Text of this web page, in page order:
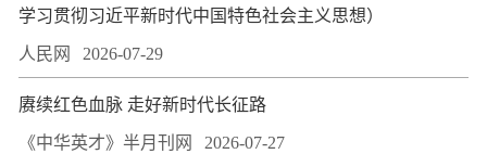
学习贯彻习近平新时代中国特色社会主义思想）
人民网 2026-07-29
赓续红色血脉 走好新时代长征路
《中华英才》半月刊网 2026-07-27